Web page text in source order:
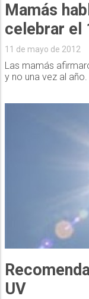
Mamás
celebrar el
11 de mayo de 2012
Las mamás
y no una vez al año.
UV